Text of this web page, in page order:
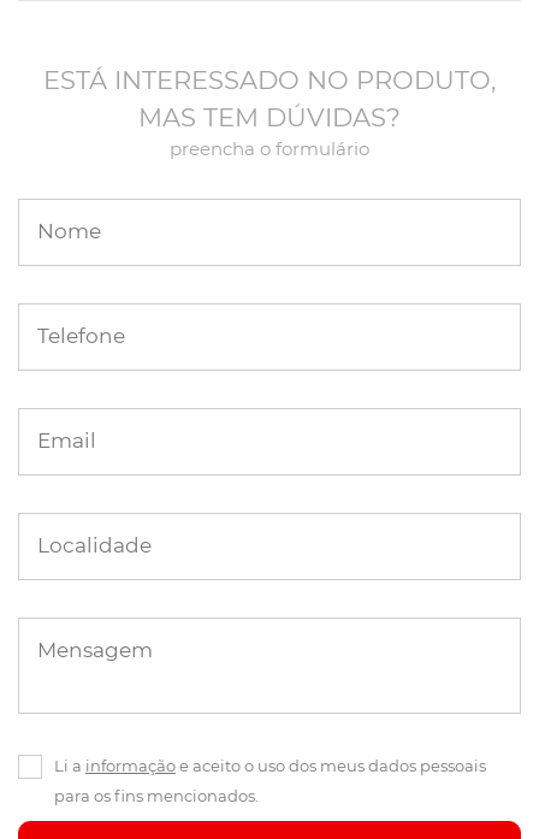
ESTÁ INTERESSADO NO PRODUTO,
MAS TEM DÚVIDAS?
preencha o formulário
Nome
Telefone
Email
Localidade
Mensagem
Li a informaçãoe aceito o uso dos meus dados pessoais
para os fins mencionados.